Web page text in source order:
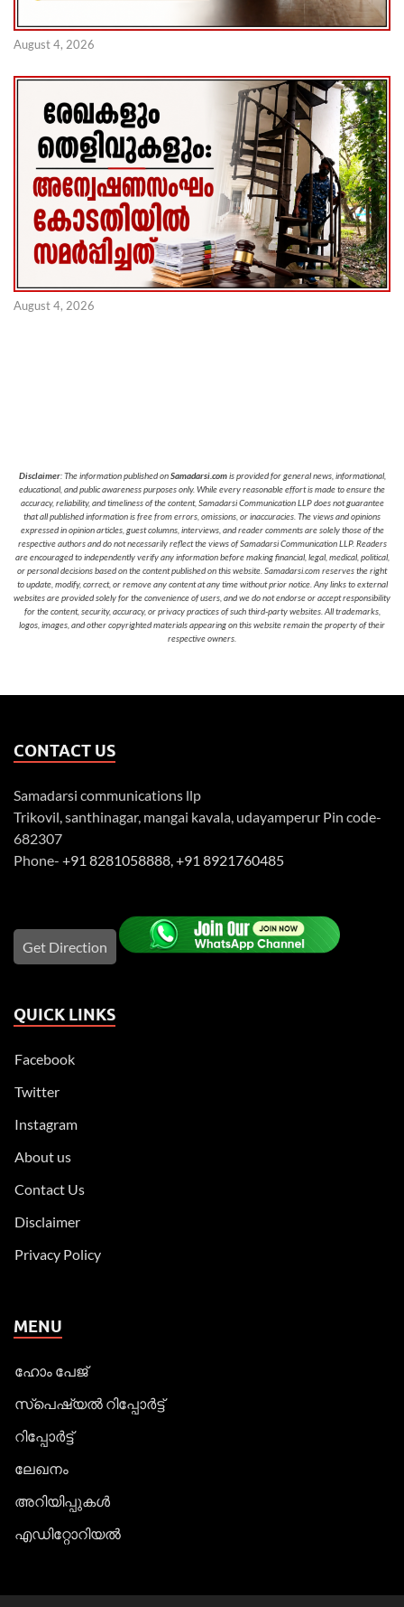
August 4, 2026
August 4, 2026
Disclaimer: The information published onSamadarsi.comis provided for general news, informational,
educational, and public awareness purposes only. While every reasonable effort is made to ensure the
accuracy, reliability, and timeliness of the content, Samadarsi Communication LLP does not guarantee
that all published information is free from errors, omissions, or inaccuracies. The views and opinions
expressed in opinion articles, guest columns, interviews, and reader comments are solely those of the
respective authors and do not necessarily reflect the views of Samadarsi Communication LLP. Readers
are encouraged to independently verify any information before making financial, legal, medical, political,
or personal decisions based on the content published on this website. Samadarsi.com reserves the right
to update, modify, correct, or remove any content at any time without prior notice. Any links to external
websites are provided solely for the convenience of users, and we do not endorse or accept responsibility
for the content, security, accuracy, or privacy practices of such third-party websites. All trademarks,
logos, images, and other copyrighted materials appearing on this website remain the property of their
respective owners.
CONTACT US
Samadarsi communications llp
Trikovil, santhinagar, mangai kavala, udayamperur Pin code-
682307
Phone- +91 8281058888,+91 8921760485
Get Direction
QUICK LINKS
Facebook
Twitter
Instagram
About us
Contact Us
Disclaimer
Privacy Policy
MENU
ഹോം പേജ്
സ്പെഷ്യൽ റിപ്പോര്‍ട്ട്
റിപ്പോര്‍ട്ട്
ലേഖനം
അറിയിപ്പുകള്‍
എഡിറ്റോറിയല്‍